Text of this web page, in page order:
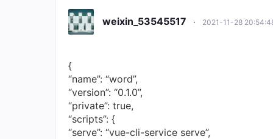
weixin_53545517 · 2021-11-28
{
“name”: “word”,
“version”: “0.1.0”,
“private”: true,
“scripts”: {
“serve”: “vue-cli-service serve”,